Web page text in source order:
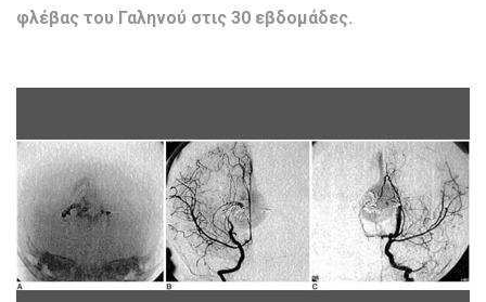
φλέβας του Γαληνού στις 30 εβδομάδες.